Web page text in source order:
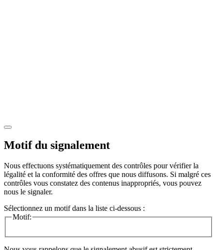
Motif du signalement
Nous effectuons systématiquement des contrôles pour vérifier la
légalité et la conformité des offres que nous diffusons. Si malgré ces
contrôles vous constatez des contenus inappropriés, vous pouvez
nous le signaler.
Sélectionnez un motif dans la liste ci-dessous :
Motif: